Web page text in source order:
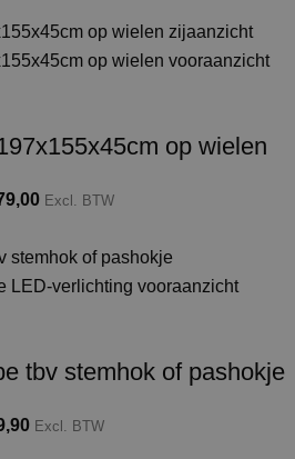
op wielen
Excl. BTW
tbv stemhok of pashokje
Excl. BTW